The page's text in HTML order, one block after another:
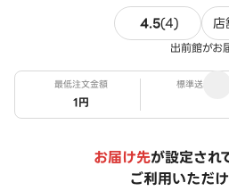
4.5(4) 4件の店
出前館がお
最低注文金額
1円
標準送料
お届け先が設定され
ご利用いただ